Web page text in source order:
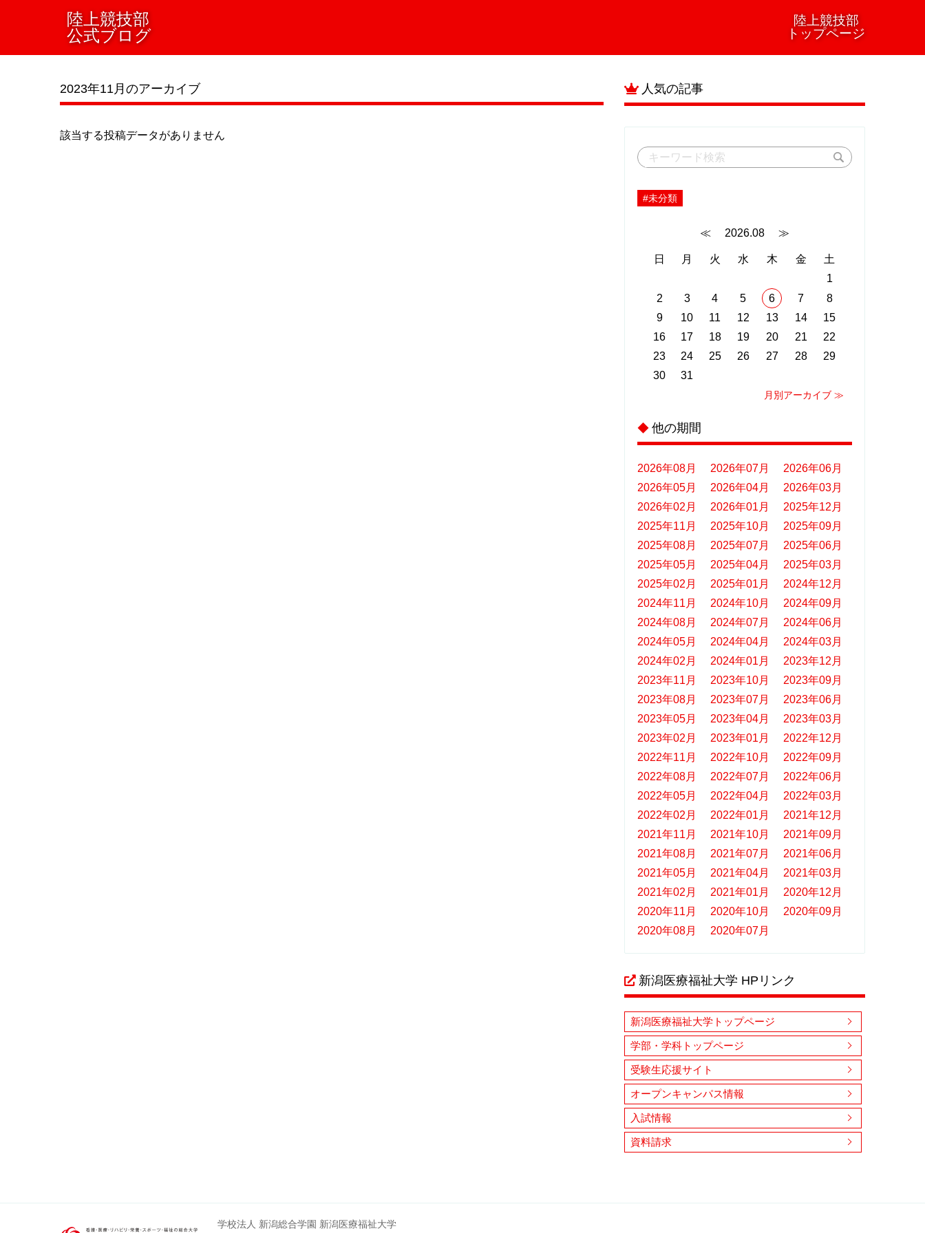
陸上競技部
トップページ
陸上競技部
公式ブログ
2023年11月のアーカイブ
該当する投稿データがありません
人気の記事
#未分類
≪ 2026.08 ≫
日 月 火 水 木 金
土
1
2
3 4 5 6 7
8
9
10 11 12 13 14
15
16
17 18 19 20 21
22
23
24 25 26 27 28
29
30
31
月別アーカイブ ≫
◆ 他の期間
2026年08月 2026年07月
2026年06月
2026年05月
2026年04月
2026年03月
2026年02月
2026年01月
2025年12月
2025年11月
2025年10月
2025年09月
2025年08月
2025年07月
2025年06月
2025年05月
2025年04月
2025年03月
2025年02月
2025年01月
2024年12月
2024年11月
2024年10月
2024年09月
2024年08月
2024年07月
2024年06月
2024年05月
2024年04月
2024年03月
2024年02月
2024年01月
2023年12月
2023年11月
2023年10月
2023年09月
2023年08月
2023年07月
2023年06月
2023年05月
2023年04月
2023年03月
2023年02月
2023年01月
2022年12月
2022年11月
2022年10月
2022年09月
2022年08月
2022年07月
2022年06月
2022年05月
2022年04月
2022年03月
2022年02月
2022年01月
2021年12月
2021年11月
2021年10月
2021年09月
2021年08月
2021年07月
2021年06月
2021年05月
2021年04月
2021年03月
2021年02月
2021年01月
2020年12月
2020年11月
2020年10月
2020年09月
2020年08月
2020年07月
新潟医療福祉大学 HPリンク
新潟医療福祉大学トップページ
学部・学科トップページ
受験生応援サイト
オープンキャンパス情報
入試情報
資料請求
学校法人 新潟総合学園 新潟医療福祉大学